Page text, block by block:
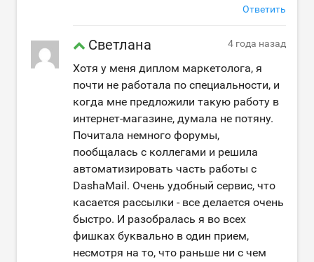
Ответить
Светлана 4 года назад
Хотя у меня диплом маркетолога, я
почти не работала по специальности, и
когда мне предложили такую работу в
интернет-магазине, думала не потяну.
Почитала немного форумы,
пообщалась с коллегами и решила
автоматизировать часть работы с
DashaMail. Очень удобный сервис, что
касается рассылки - все делается очень
быстро. И разобралась я во всех
фишках буквально в один прием,
несмотря на то, что раньше ни с чем